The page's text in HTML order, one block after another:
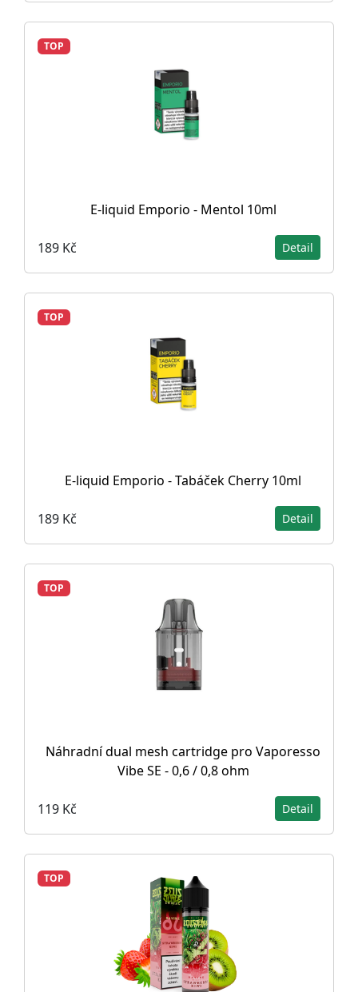
TOP
E-liquid Emporio - Mentol 10ml
189 Kč Detail
TOP
E-liquid Emporio - Tabáček Cherry 10ml
189 Kč Detail
TOP
Náhradní dual mesh cartridge pro Vaporesso
Vibe SE - 0,6 / 0,8 ohm
119 Kč Detail
TOP